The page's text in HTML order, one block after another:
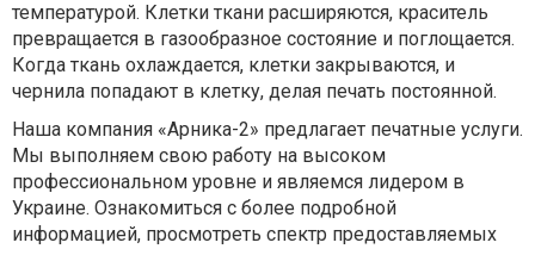
температурой. Клетки ткани расширяются, краситель
превращается в газообразное состояние и поглощается.
Когда ткань охлаждается, клетки закрываются, и
чернила попадают в клетку, делая печать постоянной.
Наша компания «Арника-2» предлагает печатные услуги.
Мы выполняем свою работу на высоком
профессиональном уровне и являемся лидером в
Украине. Ознакомиться с более подробной
информацией, просмотреть спектр предоставляемых